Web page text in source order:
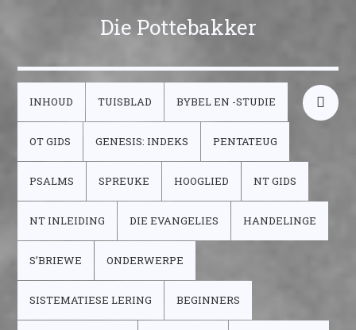
Die Pottebakker
INHOUD TUISBLAD BYBEL EN -STUDIE
OT GIDS GENESIS: INDEKS PENTATEUG
PSALMS SPREUKE HOOGLIED NT GIDS
NT INLEIDING DIE EVANGELIES HANDELINGE
S’BRIEWE ONDERWERPE
SISTEMATIESE LERING BEGINNERS